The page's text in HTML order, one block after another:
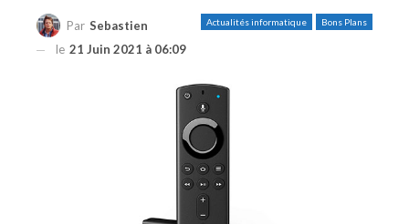
Actualités informatique Bons Plans
Par Sebastien
le 21 Juin 2021 à 06:09